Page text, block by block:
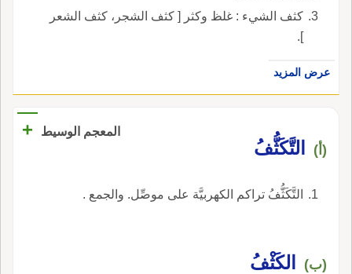
كثف الشيء : غلظ وكثر [ كثف الشجر، كثف الشعر
].
عرض المزيد
المعجم الوسيط +
(أ) التَّكَثُّفُ
التَّكَثُّفُ تراكم الكهربيَّة على موصِّل. والجمع .
(ب) الكَثْفُ